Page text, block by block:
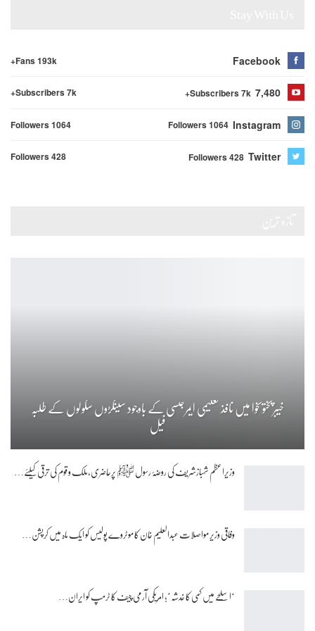
Facebook
Fans 193k+
7,480
Subscribers 7k+
Subscribers 7k+
Instagram
Followers 1064
Followers 1064
Twitter
Followers 428
Followers 428
خیبرپختونخوا میں نافذ تعلیمی ایمرجنسی کے باوجود سینکڑوں سکولوں کے طلبہ
فیل
وزیراعظم شہبازشریف کی روضۂ رسول ﷺ پرحاضری،ملک و قوم کی ترقی کیلئے…
وفاقی وزیر مواصلات عبدالعلیم خان کا موٹروے پولیس کو ایک ماہ میں کرپشن…
‘اسلحے میں کمی کا خدشہ’؛ امریکی آرمی چیف کا ٹرمپ کو ایران…